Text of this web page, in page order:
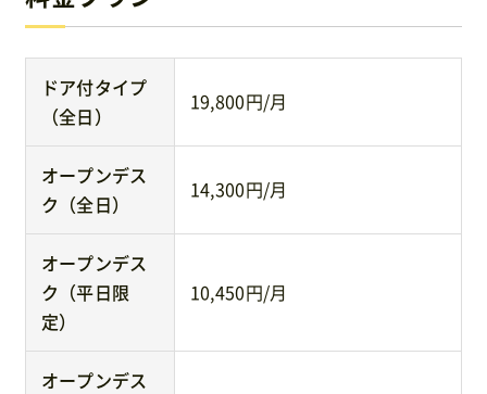
ドア付タイプ
（全日）
19,800円/月
オープンデス
ク（全日）
14,300円/月
オープンデス
ク（平日限
定）
10,450円/月
オープンデス